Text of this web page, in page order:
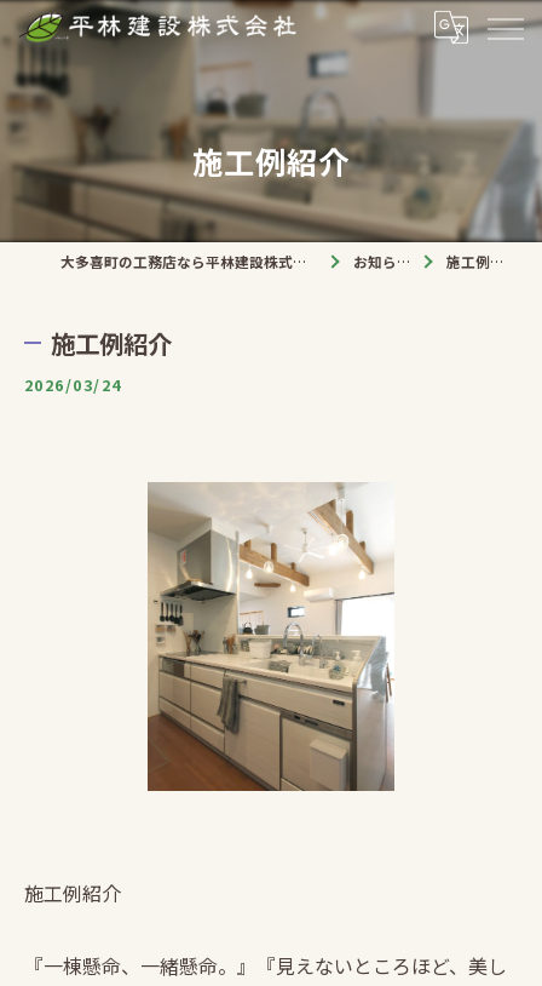
施工例紹介
大多喜町の工務店なら平林建設株式会社 お知らせ 施工例紹介
施工例紹介
2026/03/24
施工例紹介
『一棟懸命、一緒懸命。』『見えないところほど、美し